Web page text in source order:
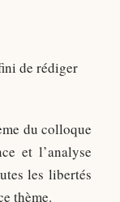
de rédiger
du colloque
et l’analyse
les libertés
thème.